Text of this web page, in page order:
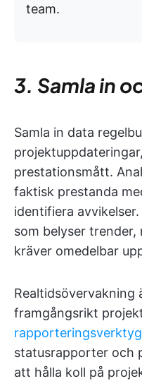
team.
3. Samla in
Samla in data
prestationsmått.
faktisk prestanda
identifiera
som belyser trender,
kräver omedelbar
Realtidsövervakning
framgångsrikt
rapporteringsverktyg
statusrapporter och
att hålla koll på